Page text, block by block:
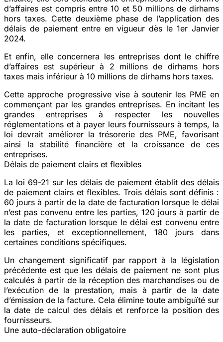
d’affaires est compris entre 10 et 50 millions de dirhams
hors taxes. Cette deuxième phase de l’application des
délais de paiement entre en vigueur dès le 1er Janvier
2024.
Et enfin, elle concernera les entreprises dont le chiffre
d’affaires est supérieur à 2 millions de dirhams hors
taxes mais inférieur à 10 millions de dirhams hors taxes.
Cette approche progressive vise à soutenir les PME en
commençant par les grandes entreprises. En incitant les
grandes entreprises à respecter les nouvelles
réglementations et à payer leurs fournisseurs à temps, la
loi devrait améliorer la trésorerie des PME, favorisant
ainsi la stabilité financière et la croissance de ces
entreprises.
Délais de paiement clairs et flexibles
La loi 69-21 sur les délais de paiement établit des délais
de paiement clairs et flexibles. Trois délais sont définis :
60 jours à partir de la date de facturation lorsque le délai
n’est pas convenu entre les parties, 120 jours à partir de
la date de facturation lorsque le délai est convenu entre
les parties, et exceptionnellement, 180 jours dans
certaines conditions spécifiques.
Un changement significatif par rapport à la législation
précédente est que les délais de paiement ne sont plus
calculés à partir de la réception des marchandises ou de
l’exécution de la prestation, mais à partir de la date
d’émission de la facture. Cela élimine toute ambiguïté sur
la date de calcul des délais et renforce la position des
fournisseurs.
Une auto-déclaration obligatoire